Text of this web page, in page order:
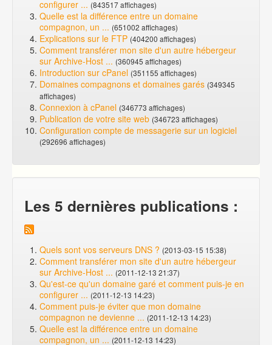
configurer ... (843517 affichages)
Quelle est la différence entre un domaine
compagnon, un ... (651002 affichages)
Explications sur le FTP (404200 affichages)
Comment transférer mon site d'un autre hébergeur
sur Archive-Host ... (360945 affichages)
Introduction sur cPanel (351155 affichages)
Domaines compagnons et domaines garés (349345
affichages)
Connexion à cPanel (346773 affichages)
Publication de votre site web (346723 affichages)
Configuration compte de messagerie sur un logiciel
(292696 affichages)
Les 5 dernières publications :
Quels sont vos serveurs DNS ? (2013-03-15 15:38)
Comment transférer mon site d'un autre hébergeur
sur Archive-Host ... (2011-12-13 21:37)
Qu'est-ce qu'un domaine garé et comment puis-je en
configurer ... (2011-12-13 14:23)
Comment puis-je éviter que mon domaine
compagnon ne devienne ... (2011-12-13 14:23)
Quelle est la différence entre un domaine
compagnon, un ... (2011-12-13 14:23)